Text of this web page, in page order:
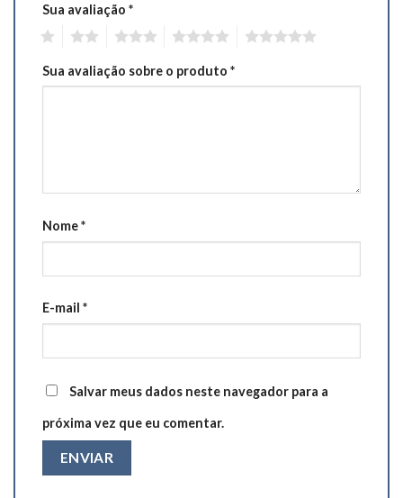
Sua avaliação *
Sua avaliação sobre o produto *
Nome*
E-mail *
Salvar meus dados neste navegador para a
próxima vez que eu comentar.